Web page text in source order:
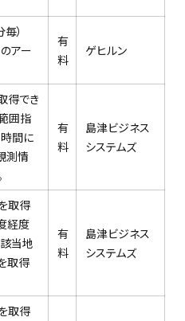
）
アー
有
料
ゲヒルン
得でき
囲指
間に
測情
有
料
島津ビジネス
システムズ
取得
経度
当地
取得
有
料
島津ビジネス
システムズ
取得